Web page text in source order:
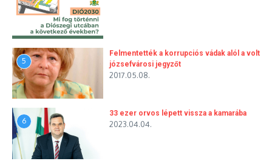
5
Felmentették a korrupciós vádak alól a volt
józsefvárosi jegyzőt
2017.05.08.
6
33 ezer orvos lépett vissza a kamarába
2023.04.04.